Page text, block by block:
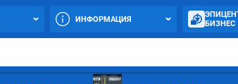
ИНФОРМАЦИЯ
БИЗНЕС